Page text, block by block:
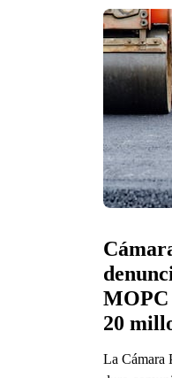
MOPC
20
La Cámara